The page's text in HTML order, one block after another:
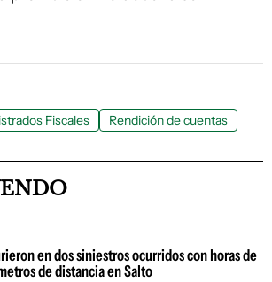
Fiscales Rendición de cuentas
en dos siniestros ocurridos con horas de
de distancia en Salto